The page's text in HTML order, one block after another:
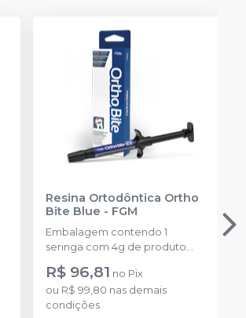
Resina Ortodôntica Ortho
Bite Blue - FGM
Embalagem contendo 1
seringa com 4g de produto
R$ 96,81 no Pix
ou R$ 99,80 nas demais
condições